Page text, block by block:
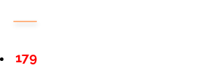
179